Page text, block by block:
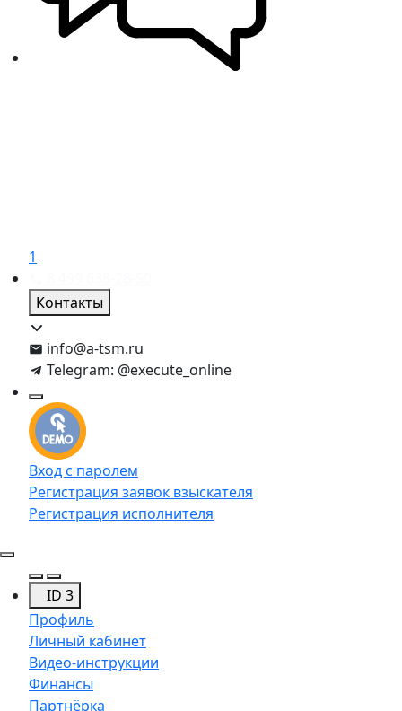
1
Контакты
info@a-tsm.ru
Telegram: @execute_online
Вход с паролем
Регистрация заявок взыскателя
Регистрация исполнителя
ID 3
Профиль
Личный кабинет
Видео-инструкции
Финансы
Партнёрка